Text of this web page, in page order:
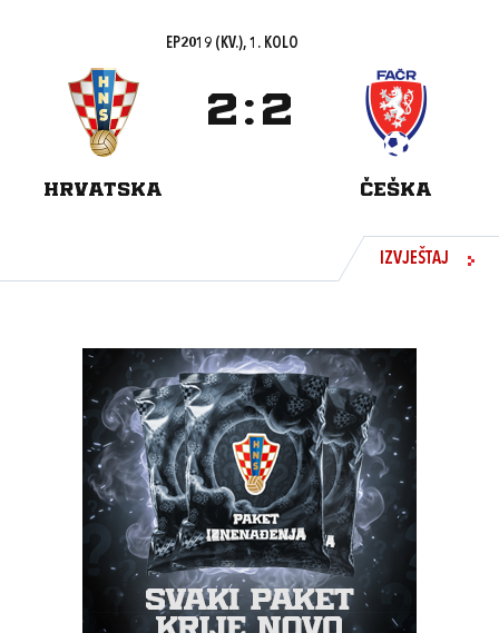
EP2019 (KV.), 1. KOLO
HRVATSKA
2 : 2
ČEŠKA
IZVJEŠTAJ